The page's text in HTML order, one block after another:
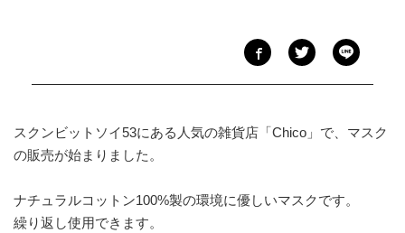
スクンビットソイ53にある人気の雑貨店「Chico」で、マスク
の販売が始まりました。
ナチュラルコットン100%製の環境に優しいマスクです。
繰り返し使用できます。